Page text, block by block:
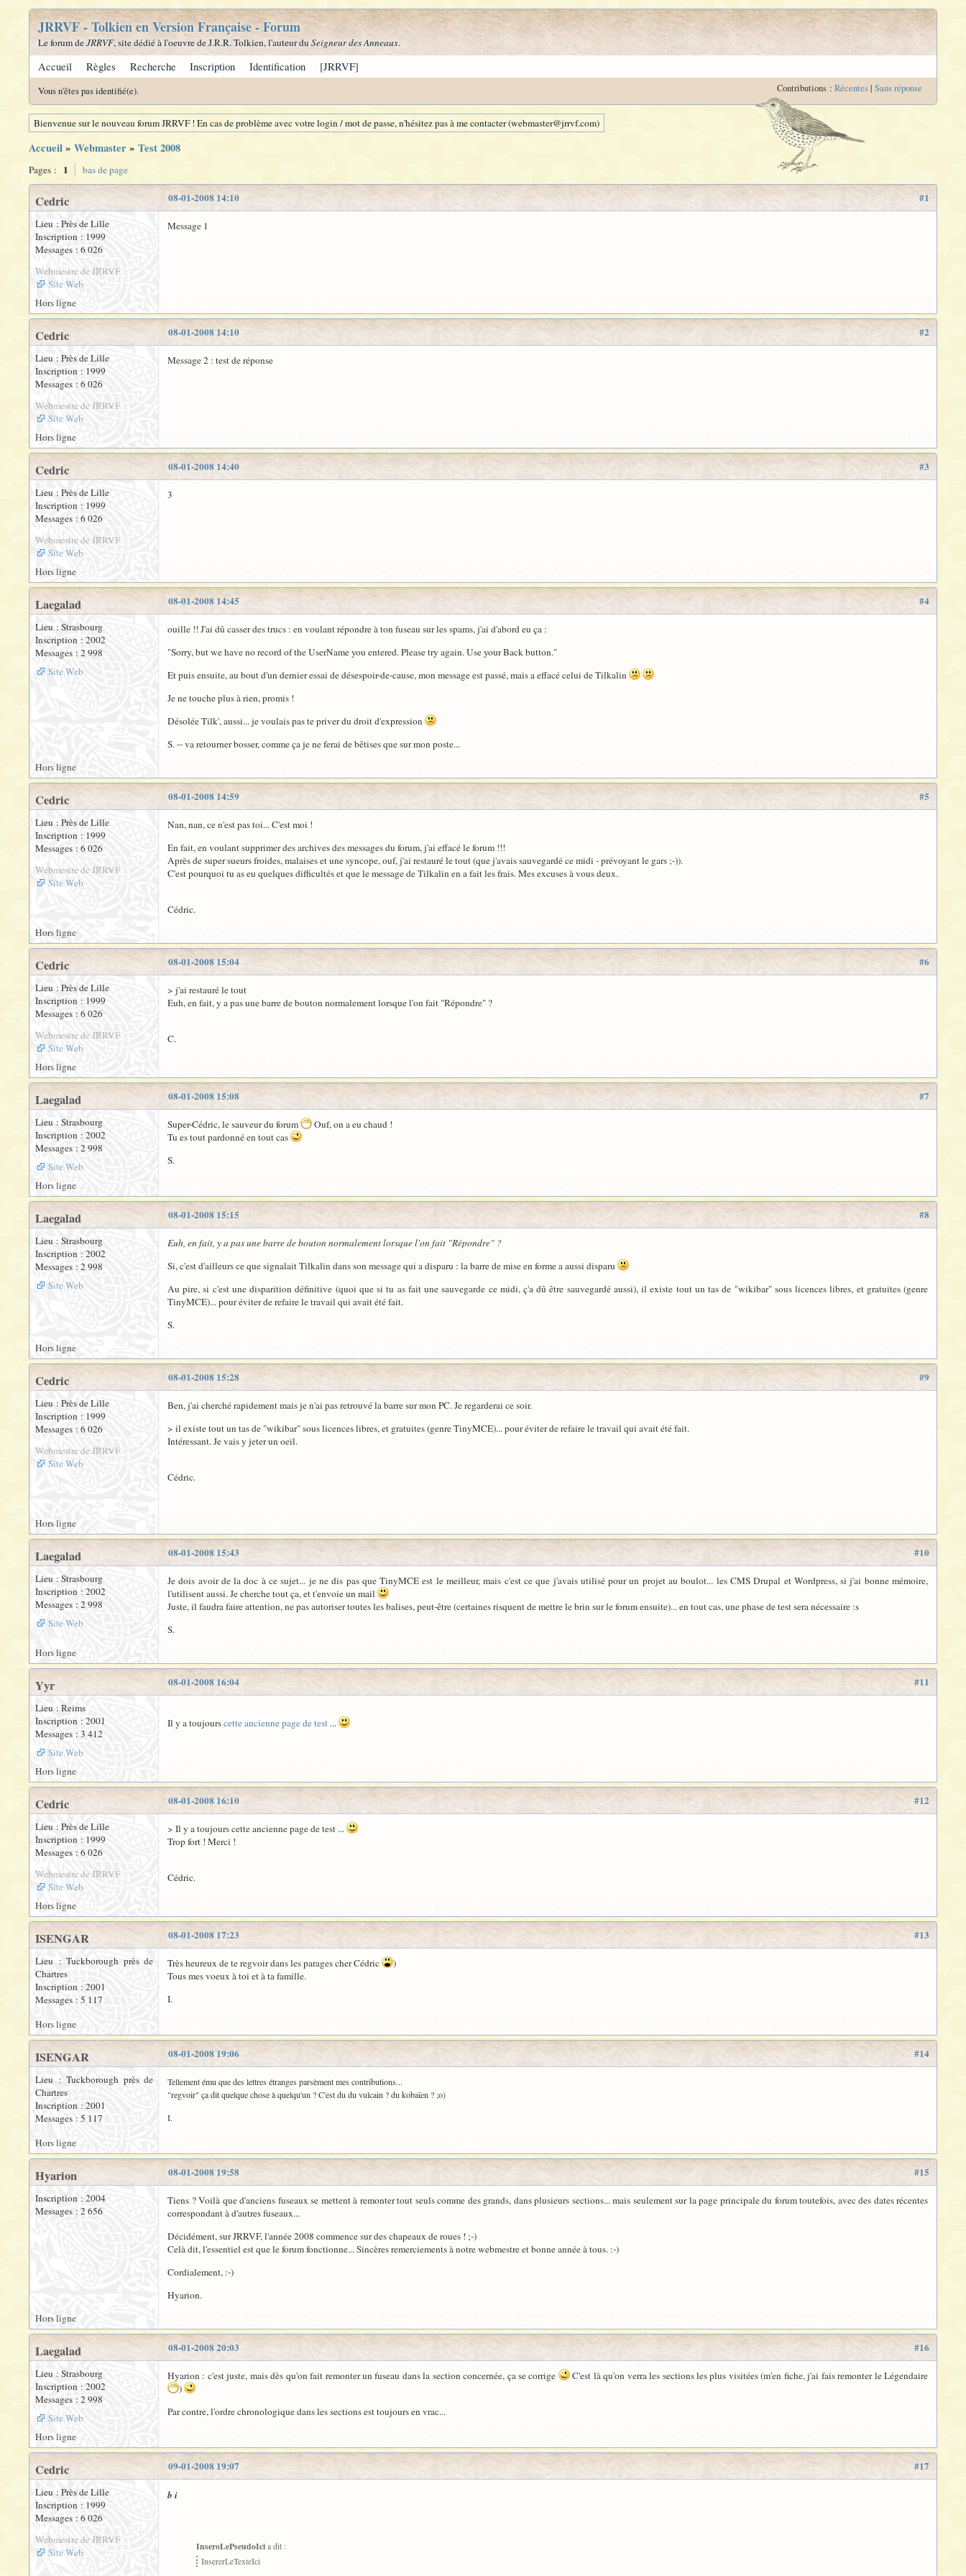
JRRVF - Tolkien en Version Française - Forum
Le forum deJRRVF, site dédié à l'oeuvre de J.R.R. Tolkien, l'auteur du Seigneur des Anneaux.
Accueil Règles Recherche Inscription Identification [JRRVF]
Vous n'êtes pas identifié(e). Contributions : Récentes| Sans réponse
Bienvenue sur le nouveau forum JRRVF ! En cas de problème avec votre login / mot de passe, n'hésitez pas à me contacter (webmaster@jrrvf.com)
Accueil» Webmaster» Test 2008
Pages : 1 bas de page
#1
08-01-2008 14:10
Cedric
Lieu : Près de Lille
Inscription : 1999
Messages : 6 026
Webmestre de JRRVF
Site Web
Message 1
Hors ligne
#2
08-01-2008 14:10
Cedric
Lieu : Près de Lille
Inscription : 1999
Messages : 6 026
Webmestre de JRRVF
Site Web
Message 2 : test de réponse
Hors ligne
#3
08-01-2008 14:40
Cedric
Lieu : Près de Lille
Inscription : 1999
Messages : 6 026
Webmestre de JRRVF
Site Web
3
Hors ligne
#4
08-01-2008 14:45
Laegalad
Lieu : Strasbourg
Inscription : 2002
Messages : 2 998
Site Web
ouille !! J'ai dû casser des trucs : en voulant répondre à ton fuseau sur les spams, j'ai d'abord eu ça :
"Sorry, but we have no record of the UserName you entered. Please try again. Use your Back button."
Et puis ensuite, au bout d'un dernier essai de désespoir-de-cause, mon message est passé, mais a effacé celui de Tilkalin
Je ne touche plus à rien, promis !
Désolée Tilk', aussi... je voulais pas te priver du droit d'expression
S. -- va retourner bosser, comme ça je ne ferai de bêtises que sur mon poste...
Hors ligne
#5
08-01-2008 14:59
Cedric
Lieu : Près de Lille
Inscription : 1999
Messages : 6 026
Webmestre de JRRVF
Site Web
Nan, nan, ce n'est pas toi... C'est moi !
En fait, en voulant supprimer des archives des messages du forum, j'ai effacé le forum !!!
Après de super sueurs froides, malaises et une syncope, ouf, j'ai restauré le tout (que j'avais sauvegardé ce midi - prévoyant le gars ;-)).
C'est pourquoi tu as eu quelques difficultés et que le message de Tilkalin en a fait les frais. Mes excuses à vous deux.
Cédric.
Hors ligne
#6
08-01-2008 15:04
Cedric
Lieu : Près de Lille
Inscription : 1999
Messages : 6 026
Webmestre de JRRVF
Site Web
> j'ai restauré le tout
Euh, en fait, y a pas une barre de bouton normalement lorsque l'on fait "Répondre" ?
C.
Hors ligne
#7
08-01-2008 15:08
Laegalad
Lieu : Strasbourg
Inscription : 2002
Messages : 2 998
Site Web
Super-Cédric, le sauveur du forum
Ouf, on a eu chaud !
Tu es tout pardonné en tout cas
S.
Hors ligne
#8
08-01-2008 15:15
Laegalad
Lieu : Strasbourg
Inscription : 2002
Messages : 2 998
Site Web
Euh, en fait, y a pas une barre de bouton normalement lorsque l'on fait "Répondre" ?
Si, c'est d'ailleurs ce que signalait Tilkalin dans son message qui a disparu : la barre de mise en forme a aussi disparu
Au pire, si c'est une disparition définitive (quoi que si tu as fait une sauvegarde ce midi, ç'a dû être sauvegardé aussi), il existe tout un tas de "wikibar" sous licences libres, et gratuites (genre
TinyMCE)... pour éviter de refaire le travail qui avait été fait.
S.
Hors ligne
#9
08-01-2008 15:28
Cedric
Lieu : Près de Lille
Inscription : 1999
Messages : 6 026
Webmestre de JRRVF
Site Web
Ben, j'ai cherché rapidement mais je n'ai pas retrouvé la barre sur mon PC. Je regarderai ce soir.
> il existe tout un tas de "wikibar" sous licences libres, et gratuites (genre TinyMCE)... pour éviter de refaire le travail qui avait été fait.
Intéressant. Je vais y jeter un oeil.
Cédric.
Hors ligne
#10
08-01-2008 15:43
Laegalad
Lieu : Strasbourg
Inscription : 2002
Messages : 2 998
Site Web
Je dois avoir de la doc à ce sujet... je ne dis pas que TinyMCE est le meilleur, mais c'est ce que j'avais utilisé pour un projet au boulot... les CMS Drupal et Wordpress, si j'ai bonne mémoire,
l'utilisent aussi. Je cherche tout ça, et t'envoie un mail
Juste, il faudra faire attention, ne pas autoriser toutes les balises, peut-être (certaines risquent de mettre le brin sur le forum ensuite)... en tout cas, une phase de test sera nécessaire :s
S.
Hors ligne
#11
08-01-2008 16:04
Yyr
Lieu : Reims
Inscription : 2001
Messages : 3 412
Site Web
Il y a toujourscette ancienne page de test ...
Hors ligne
#12
08-01-2008 16:10
Cedric
Lieu : Près de Lille
Inscription : 1999
Messages : 6 026
Webmestre de JRRVF
Site Web
> Il y a toujours cette ancienne page de test ...
Trop fort ! Merci !
Cédric.
Hors ligne
#13
08-01-2008 17:23
ISENGAR
Lieu : Tuckborough près de
Chartres
Inscription : 2001
Messages : 5 117
Très heureux de te regvoir dans les parages cher Cédric
)
Tous mes voeux à toi et à ta famille.
I.
Hors ligne
#14
08-01-2008 19:06
ISENGAR
Lieu : Tuckborough près de
Chartres
Inscription : 2001
Messages : 5 117
Tellement ému que des lettres étranges parsèment mes contributions...
"regvoir" ça dit quelque chose à quelqu'un ? C'est du du vulcain ? du kobaïen ? ;o)
I.
Hors ligne
#15
08-01-2008 19:58
Hyarion
Inscription : 2004
Messages : 2 656
Tiens ? Voilà que d'anciens fuseaux se mettent à remonter tout seuls comme des grands, dans plusieurs sections... mais seulement sur la page principale du forum toutefois, avec des dates récentes
correspondant à d'autres fuseaux...
Décidément, sur JRRVF, l'année 2008 commence sur des chapeaux de roues ! ;-)
Celà dit, l'essentiel est que le forum fonctionne... Sincères remerciements à notre webmestre et bonne année à tous. :-)
Cordialement, :-)
Hyarion.
Hors ligne
#16
08-01-2008 20:03
Laegalad
Lieu : Strasbourg
Inscription : 2002
Messages : 2 998
Site Web
Hyarion : c'est juste, mais dès qu'on fait remonter un fuseau dans la section concernée, ça se corrige
C'est là qu'on verra les sections les plus visitées (m'en fiche, j'ai fais remonter le Légendaire
)
Par contre, l'ordre chronologique dans les sections est toujours en vrac...
Hors ligne
#17
09-01-2008 19:07
Cedric
Lieu : Près de Lille
Inscription : 1999
Messages : 6 026
Webmestre de JRRVF
Site Web
b i
InseroLePseudoIcia dit :
InsererLeTexteIci